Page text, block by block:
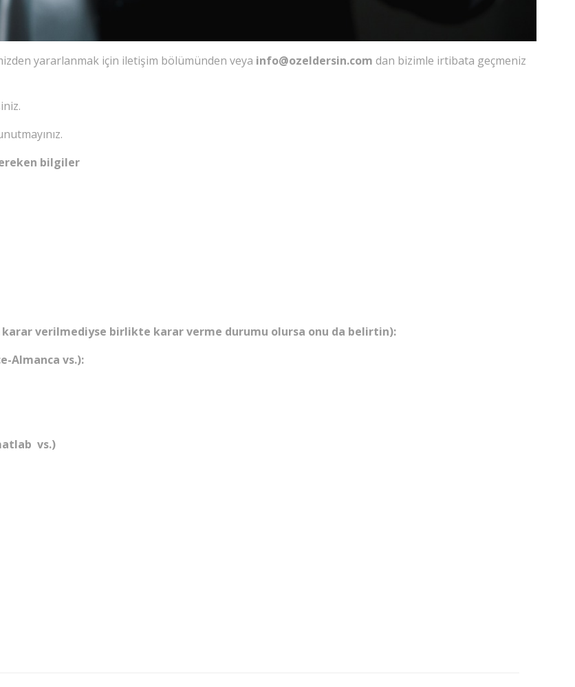
yararlanmak için iletişim bölümünden veya info@ozeldersin.com dan bizimle irtibata geçmeniz
bilgiler
verilmediyse birlikte karar verme durumu olursa onu da belirtin):
Almanca vs.):
vs.)